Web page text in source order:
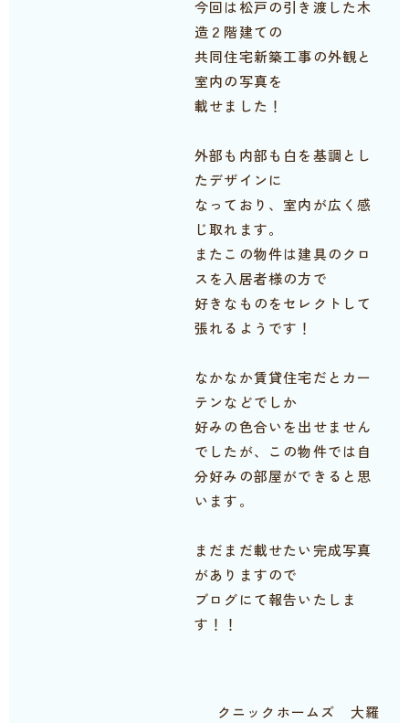
今回は松戸の引き渡した木
造２階建ての
共同住宅新築工事の外観と
室内の写真を
載せました！
外部も内部も白を基調とし
たデザインに
なっており、室内が広く感
じ取れます。
またこの物件は建具のクロ
スを入居者様の方で
好きなものをセレクトして
張れるようです！
なかなか賃貸住宅だとカー
テンなどでしか
好みの色合いを出せません
でしたが、この物件では自
分好みの部屋ができると思
います。
まだまだ載せたい完成写真
がありますので
ブログにて報告いたしま
す！！
クニックホームズ 大羅